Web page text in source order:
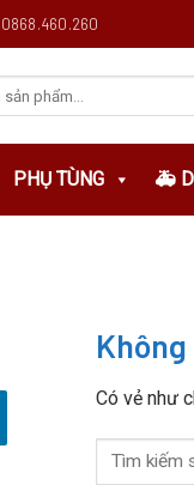
0868.460.260
PHỤ TÙNG 🚑
Có vẻ như